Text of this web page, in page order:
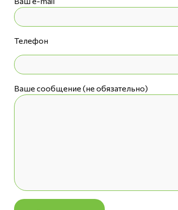
Телефон
Ваше сообщение (не обязательно)